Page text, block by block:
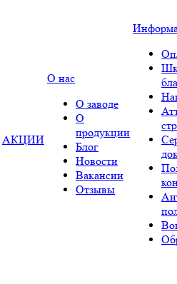
АКЦИИ
О нас
О заводе
О
продукции
Блог
Новости
Вакансии
Отзывы